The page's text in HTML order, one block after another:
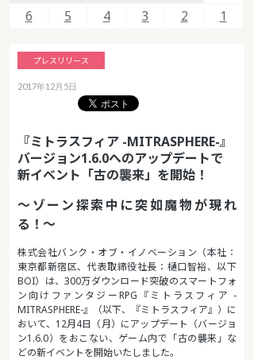
6
5 4 3 2 1
6
5 4 3 2 1
プレスリリース
2017年12月5日
『ミトラスフィア -MITRASPHERE-』
バージョン1.6.0へのアップデートで
新イベント「古の襲来」を開始！
〜ゾーン探索中に突如魔物が現れ
る！〜
株式会社バンク・オブ・イノベーション（本社：
東京都新宿区、代表取締役社長：樋口智裕、以下
BOI）は、300万ダウンロード突破のスマートフォ
ン向けファンタジーRPG『ミトラスフィア -
MITRASPHERE-』（以下、『ミトラスフィア』）に
おいて、12月4日（月）にアップデート（バージョ
ン1.6.0）をおこない、ゲーム内で「古の襲来」な
どの新イベントを開始いたしました。